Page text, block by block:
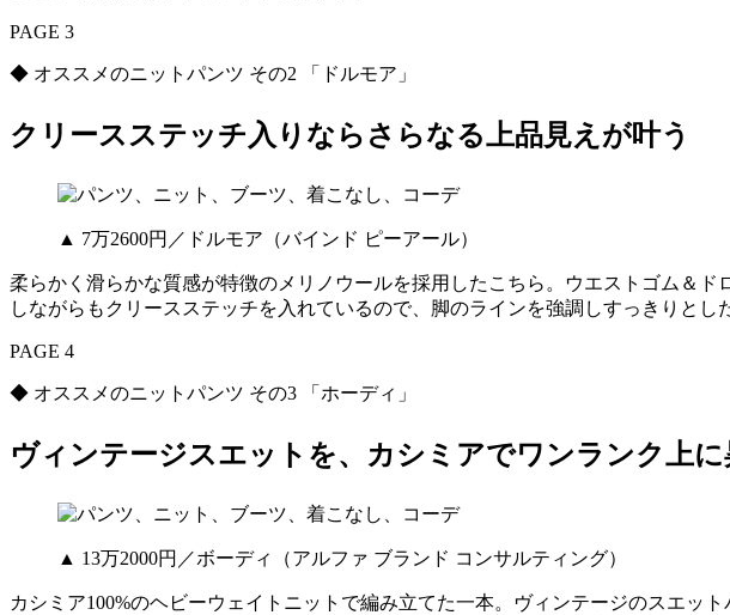
PAGE 3
◆ オススメのニットパンツ その2 「ドルモア」
クリースステッチ入りならさらなる上品見えが叶う
▲ 7万2600円／ドルモア（バインド ピーアール）
柔らかく滑らかな質感が特徴のメリノウールを採用したこちら。ウエストゴム＆
しながらもクリースステッチを入れているので、脚のラインを強調しすっきりとし
PAGE 4
◆ オススメのニットパンツ その3 「ホーディ」
ヴィンテージスエットを、カシミアでワンランク上に
▲ 13万2000円／ボーディ（アルファ ブランド コンサルティング）
カシミア100%のヘビーウェイトニットで編み立てた一本。ヴィンテージのスエッ